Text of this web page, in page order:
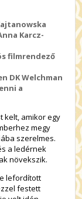
Karcz-
filmrendező
DK Welchman
a
kelt, amikor egy
megy
szerelmes.
a ledérnek
növekszik.
lefordított
festett